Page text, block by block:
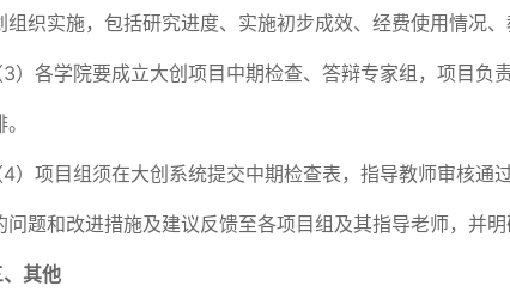
组织实施，包括研究进度、实施初步成效、经费使用情况、
3）各学院要成立大创项目中期检查、答辩专家组，项目
4）项目组须在大创系统提交中期检查表，指导教师审核
问题和改进措施及建议反馈至各项目组及其指导老师，并明
、其他